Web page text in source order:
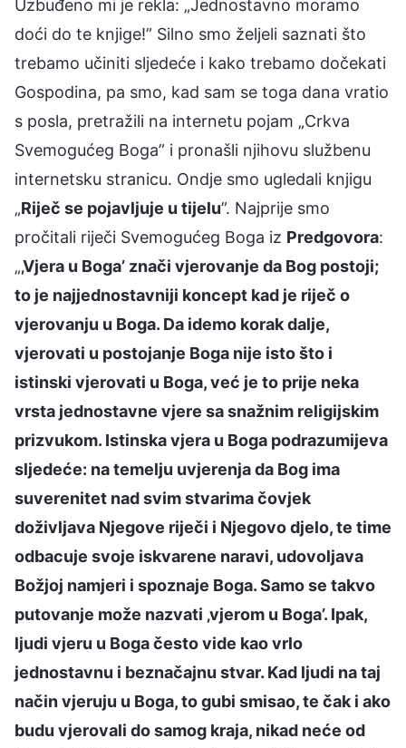
Uzbuđeno mi je rekla: „Jednostavno moramo
doći do te knjige!” Silno smo željeli saznati što
trebamo učiniti sljedeće i kako trebamo dočekati
Gospodina, pa smo, kad sam se toga dana vratio
s posla, pretražili na internetu pojam „Crkva
Svemogućeg Boga” i pronašli njihovu službenu
internetsku stranicu. Ondje smo ugledali knjigu
„Riječ se pojavljuje u tijelu”. Najprije smo
pročitali riječi Svemogućeg Boga iz Predgovora:
„‚Vjera u Boga’ znači vjerovanje da Bog postoji;
to je najjednostavniji koncept kad je riječ o
vjerovanju u Boga. Da idemo korak dalje,
vjerovati u postojanje Boga nije isto što i
istinski vjerovati u Boga, već je to prije neka
vrsta jednostavne vjere sa snažnim religijskim
prizvukom. Istinska vjera u Boga podrazumijeva
sljedeće: na temelju uvjerenja da Bog ima
suverenitet nad svim stvarima čovjek
doživljava Njegove riječi i Njegovo djelo, te time
odbacuje svoje iskvarene naravi, udovoljava
Božjoj namjeri i spoznaje Boga. Samo se takvo
putovanje može nazvati ‚vjerom u Boga’. Ipak,
ljudi vjeru u Boga često vide kao vrlo
jednostavnu i beznačajnu stvar. Kad ljudi na taj
način vjeruju u Boga, to gubi smisao, te čak i ako
budu vjerovali do samog kraja, nikad neće od